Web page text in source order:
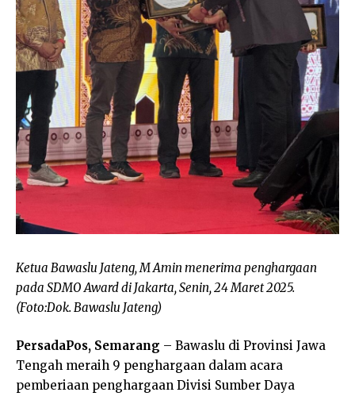
Ketua Bawaslu Jateng, M Amin menerima penghargaan
pada SDMO Award di Jakarta, Senin, 24 Maret 2025.
(Foto:Dok. Bawaslu Jateng)
PersadaPos, Semarang – Bawaslu di Provinsi Jawa
Tengah meraih 9 penghargaan dalam acara
pemberiaan penghargaan Divisi Sumber Daya